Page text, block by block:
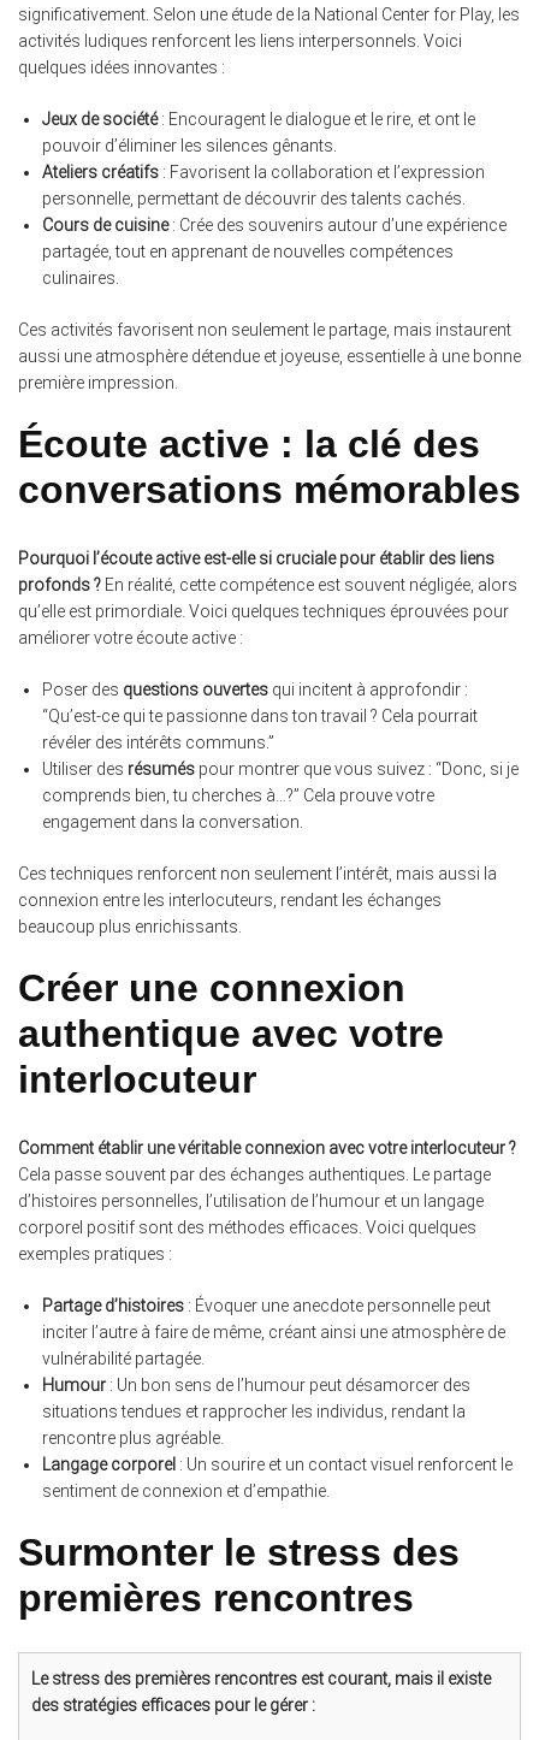
significativement. Selon une étude de la National Center for Play, les
activités ludiques renforcent les liens interpersonnels. Voici
quelques idées innovantes :
Jeux de société: Encouragent le dialogue et le rire, et ont le
pouvoir d’éliminer les silences gênants.
Ateliers créatifs : Favorisent la collaboration et l’expression
personnelle, permettant de découvrir des talents cachés.
Cours de cuisine: Crée des souvenirs autour d’une expérience
partagée, tout en apprenant de nouvelles compétences
culinaires.
Ces activités favorisent non seulement le partage, mais instaurent
aussi une atmosphère détendue et joyeuse, essentielle à une bonne
première impression.
Écoute active : la clé des
conversations mémorables
Pourquoi l’écoute active est-elle si cruciale pour établir des liens
profonds ? En réalité, cette compétence est souvent négligée, alors
qu’elle est primordiale. Voici quelques techniques éprouvées pour
améliorer votre écoute active :
Poser des questions ouvertes qui incitent à approfondir :
“Qu’est-ce qui te passionne dans ton travail ? Cela pourrait
révéler des intérêts communs.”
Utiliser des résumés pour montrer que vous suivez : “Donc, si je
comprends bien, tu cherches à…?” Cela prouve votre
engagement dans la conversation.
Ces techniques renforcent non seulement l’intérêt, mais aussi la
connexion entre les interlocuteurs, rendant les échanges
beaucoup plus enrichissants.
Créer une connexion
authentique avec votre
interlocuteur
Comment établir une véritable connexion avec votre interlocuteur ?
Cela passe souvent par des échanges authentiques. Le partage
d’histoires personnelles, l’utilisation de l’humour et un langage
corporel positif sont des méthodes efficaces. Voici quelques
exemples pratiques :
Partage d’histoires : Évoquer une anecdote personnelle peut
inciter l’autre à faire de même, créant ainsi une atmosphère de
vulnérabilité partagée.
Humour : Un bon sens de l’humour peut désamorcer des
situations tendues et rapprocher les individus, rendant la
rencontre plus agréable.
Langage corporel : Un sourire et un contact visuel renforcent le
sentiment de connexion et d’empathie.
Surmonter le stress des
premières rencontres
Le stress des premières rencontres est courant, mais il existe
des stratégies efficaces pour le gérer :